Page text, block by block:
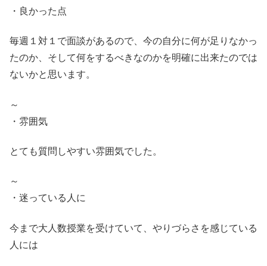
・良かった点
毎週１対１で面談があるので、今の自分に何が足りなかっ
たのか、そして何をするべきなのかを明確に出来たのでは
ないかと思います。
～
・雰囲気
とても質問しやすい雰囲気でした。
～
・迷っている人に
今まで大人数授業を受けていて、やりづらさを感じている
人には